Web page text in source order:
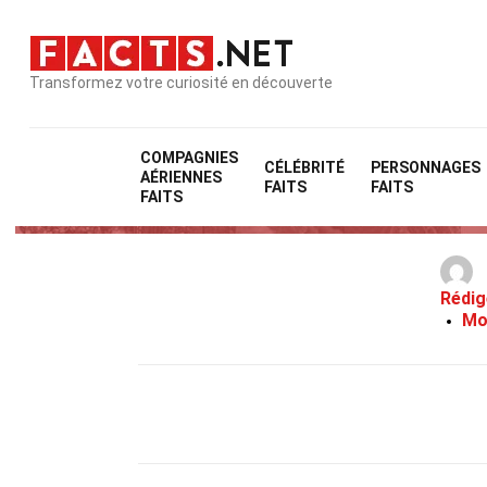
Transformez votre curiosité en découverte
COMPAGNIES
AÉRIENNES
FAITS
CÉLÉBRITÉ
FAITS
PERSONNAGES
FAITS